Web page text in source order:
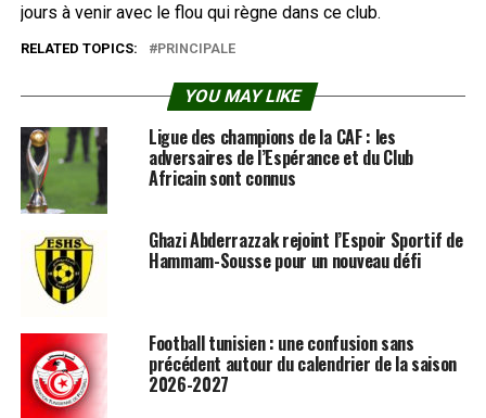
jours à venir avec le flou qui règne dans ce club.
RELATED TOPICS: PRINCIPALE
YOU MAY LIKE
Ligue des champions de la CAF : les
adversaires de l’Espérance et du Club
Africain sont connus
Ghazi Abderrazzak rejoint l’Espoir Sportif de
Hammam-Sousse pour un nouveau défi
Football tunisien : une confusion sans
précédent autour du calendrier de la saison
2026-2027